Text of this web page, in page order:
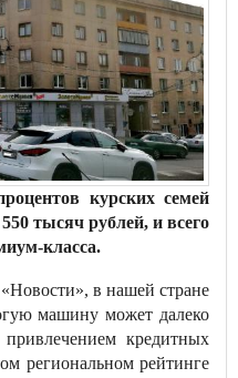
курских семей
тысяч рублей, и всего
класса.
в нашей стране
машину может далеко
кредитных
региональном рейтинге